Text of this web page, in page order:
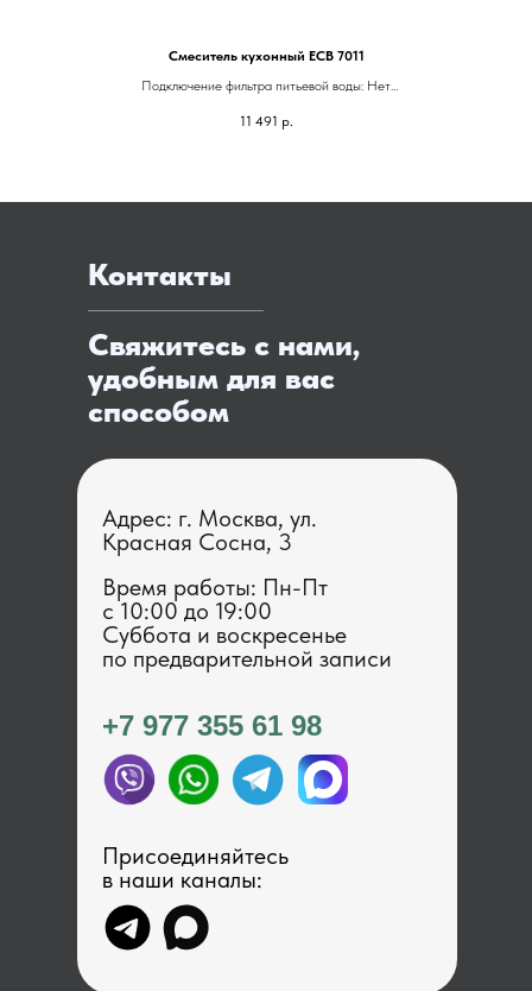
Смеситель кухонный ЕСВ 7011
Подключение фильтра питьевой воды: Нет
Высота смесителя: 430 мм
11 491 р.
Контакты
Свяжитесь с нами,
удобным для вас
способом
Адрес: г. Москва, ул.
Красная Сосна, 3
+7 977 355 61 98
Время работы: Пн-Пт
с 1 0:00 до 19:00
Суббота и воскресенье
по предварительной записи
Присоединяйтесь
в наши каналы: